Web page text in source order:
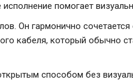
помогает
Он гармонично
кабеля, который обычно
способом без